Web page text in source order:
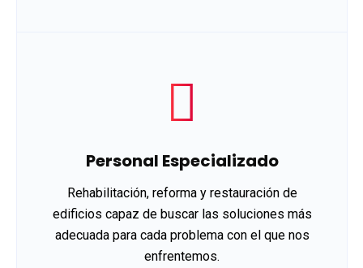
Personal Especializado
Rehabilitación, reforma y restauración de
edificios capaz de buscar las soluciones más
adecuada para cada problema con el que nos
enfrentemos.